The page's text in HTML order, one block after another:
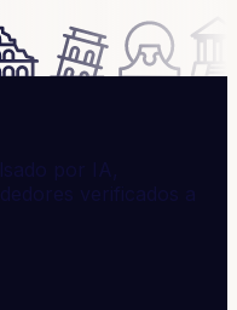
por IA,
verificados a